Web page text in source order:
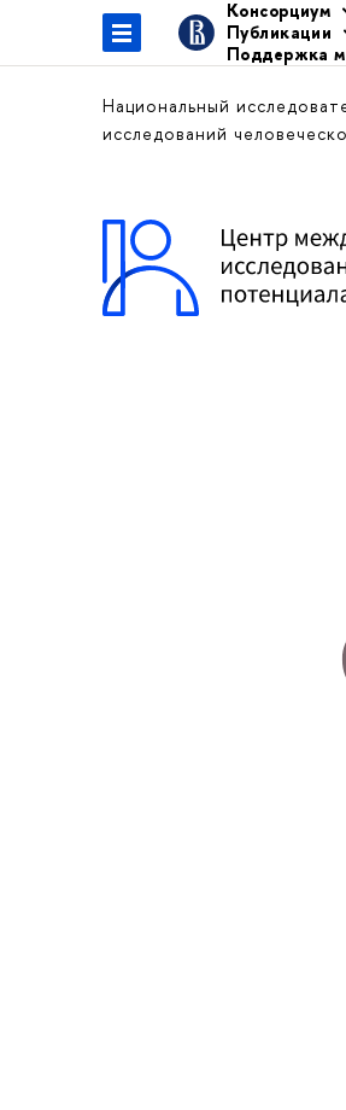
Консорциум
Публикации
Поддержка
Национальный
исследований